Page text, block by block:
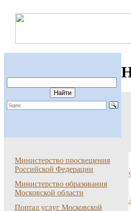
Министерство просвещения
Российской Федерации
Министерство образования
Московской области
Портал услуг Московской